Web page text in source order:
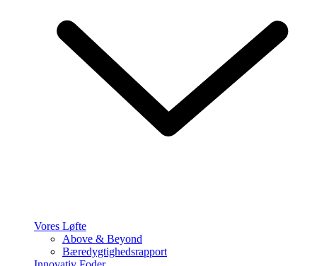
Vores Løfte
Above & Beyond
Bæredygtighedsrapport